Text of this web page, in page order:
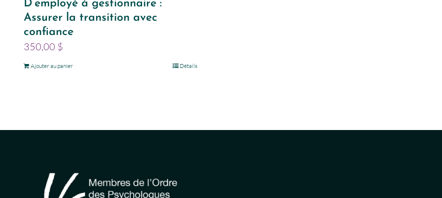
D’employé à gestionnaire :
Assurer la transition avec
confiance
350,00 $
Ajouter au panier Détails